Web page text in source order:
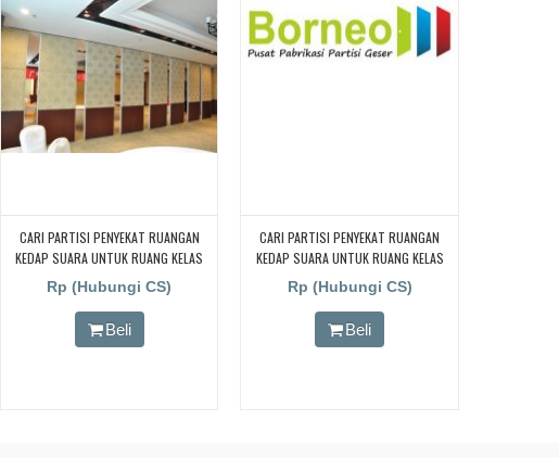
CARI PARTISI PENYEKAT RUANGAN
KEDAP SUARA UNTUK RUANG KELAS
KAMPUS, CARI PARTISI PENYEKAT
RUANGAN KEDAP SUARA UNTUK
RUANG KELAS KAMPUS, CARI PARTISI
PENYEKAT RUANGAN KEDAP SUARA
Rp (Hubungi CS)
Beli
CARI PARTISI PENYEKAT RUANGAN
KEDAP SUARA UNTUK RUANG KELAS
KAMPUS, CARI PARTISI PENYEKAT
RUANGAN KEDAP SUARA UNTUK
RUANG KELAS KAMPUS, CARI PARTISI
PENYEKAT RUANGAN KEDAP SUARA
Rp (Hubungi CS)
Beli